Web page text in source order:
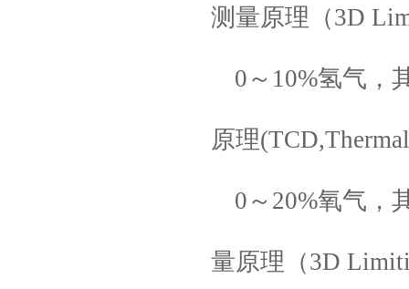
测量原理（3D
0～10%氢气，
原理
0～20%氧气，
量原理（3D